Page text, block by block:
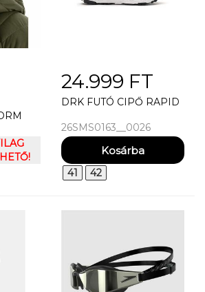
24.999 FT
DRK FUTÓ CIPŐ RAPID
26SMS0163__0026
41 42